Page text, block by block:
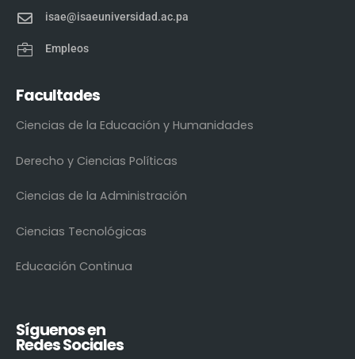
isae@isaeuniversidad.ac.pa
Empleos
Facultades
Ciencias de la Educación y Humanidades
Derecho y Ciencias Políticas
Ciencias de la Administración
Ciencias Tecnológicas
Educación Continua
Síguenos en
Redes Sociales